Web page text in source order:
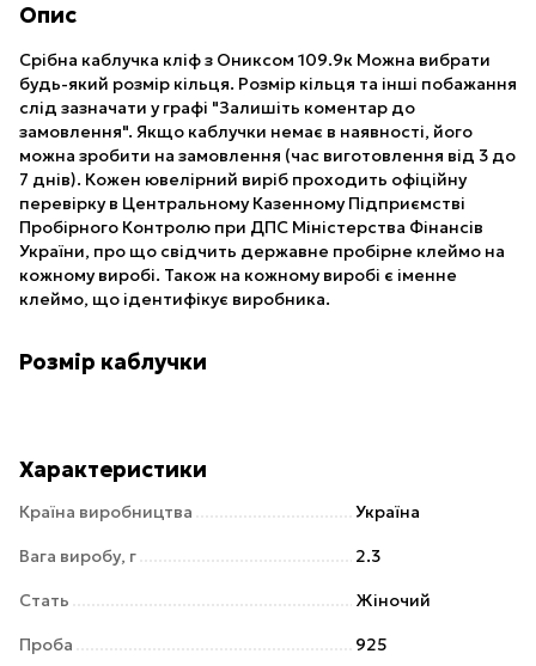
Опис
Срібна каблучка кліф з Ониксом 109.9к Можна вибрати
будь-який розмір кільця. Розмір кільця та інші побажання
слід зазначати у графі "Залишіть коментар до
замовлення". Якщо каблучки немає в наявності, його
можна зробити на замовлення (час виготовлення від 3 до
7 днів). Кожен ювелірний виріб проходить офіційну
перевірку в Центральному Казенному Підприємстві
Пробірного Контролю при ДПС Міністерства Фінансів
України, про що свідчить державне пробірне клеймо на
кожному виробі. Також на кожному виробі є іменне
клеймо, що ідентифікує виробника.
Розмір каблучки
Характеристики
Країна виробництва Україна
Вага виробу, г 2.3
Стать Жіночий
Проба 925